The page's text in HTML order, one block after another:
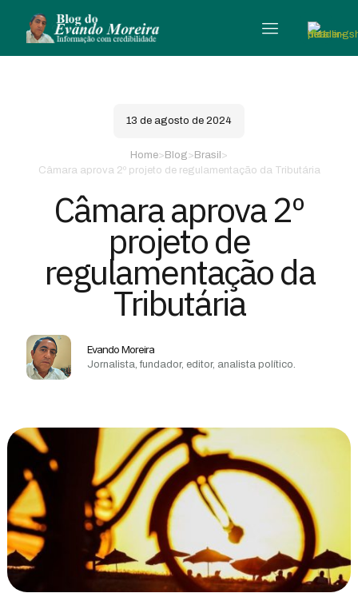
13 de agosto de 2024
Home> Blog> Brasil >
Câmara aprova 2º projeto de regulamentação da Tributária
Câmara aprova 2º
projeto de
regulamentação da
Tributária
Evando Moreira
Jornalista, fundador, editor, analista político.